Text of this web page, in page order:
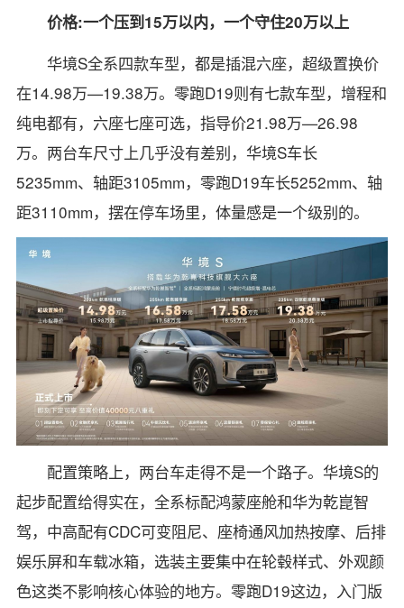
价格:一个压到15万以内，一个守住20万以上
华境S全系四款车型，都是插混六座，超级置换价
在14.98万—19.38万。零跑D19则有七款车型，增程和
纯电都有，六座七座可选，指导价21.98万—26.98
万。两台车尺寸上几乎没有差别，华境S车长
5235mm、轴距3105mm，零跑D19车长5252mm、轴
距3110mm，摆在停车场里，体量感是一个级别的。
配置策略上，两台车走得不是一个路子。华境S的
起步配置给得实在，全系标配鸿蒙座舱和华为乾崑智
驾，中高配有CDC可变阻尼、座椅通风加热按摩、后排
娱乐屏和车载冰箱，选装主要集中在轮毂样式、外观颜
色这类不影响核心体验的地方。零跑D19这边，入门版